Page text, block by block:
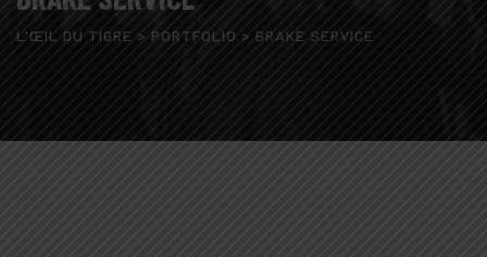
L'ŒIL DU TIGRE > PORTFOLIO > BRAKE SERVICE